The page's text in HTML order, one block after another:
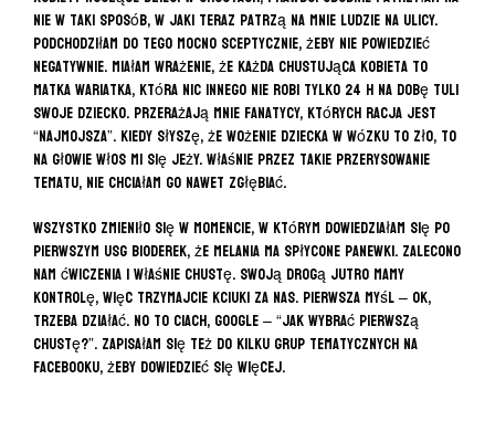
nie w taki sposób, w jaki teraz patrzą na mnie ludzie na ulicy.
Podchodziłam do tego mocno sceptycznie, żeby nie powiedzieć
negatywnie. Miałam wrażenie, że każda chustująca kobieta to
matka wariatka, która nic innego nie robi tylko 24 h na dobę tuli
swoje dziecko. Przerażają mnie fanatycy, których racja jest
“najmojsza”. Kiedy słyszę, że wożenie dziecka w wózku to zło, to
na głowie włos mi się jeży. Właśnie przez takie przerysowanie
tematu, nie chciałam go nawet zgłębiać.
Wszystko zmieniło się w momencie, w którym dowiedziałam się po
pierwszym USG bioderek, że Melania ma spłycone panewki. Zalecono
nam ćwiczenia i właśnie chustę. Swoją drogą jutro mamy
kontrolę, więc trzymajcie kciuki za nas. Pierwsza myśl – ok,
trzeba działać. No to ciach, google – “Jak wybrać pierwszą
chustę?”. Zapisałam się też do kilku grup tematycznych na
facebooku, żeby dowiedzieć się więcej.